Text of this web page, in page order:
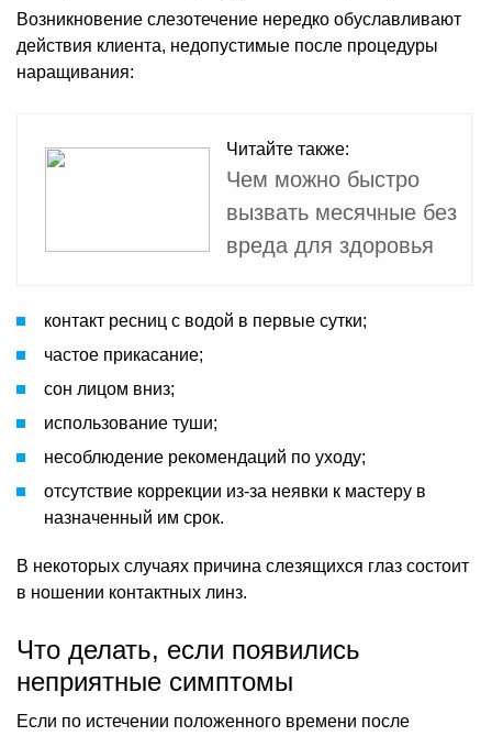
Возникновение слезотечение нередко обуславливают
действия клиента, недопустимые после процедуры
наращивания:
Читайте также:
Чем можно быстро
вызвать месячные без
вреда для здоровья
контакт ресниц с водой в первые сутки;
частое прикасание;
сон лицом вниз;
использование туши;
несоблюдение рекомендаций по уходу;
отсутствие коррекции из-за неявки к мастеру в
назначенный им срок.
В некоторых случаях причина слезящихся глаз состоит
в ношении контактных линз.
Что делать, если появились
неприятные симптомы
Если по истечении положенного времени после